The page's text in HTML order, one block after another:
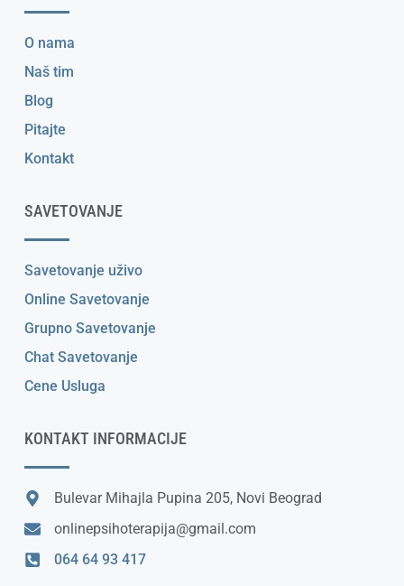
O nama
Naš tim
Blog
Pitajte
Kontakt
SAVETOVANJE
Savetovanje uživo
Online Savetovanje
Grupno Savetovanje
Chat Savetovanje
Cene Usluga
KONTAKT INFORMACIJE
Bulevar Mihajla Pupina 205, Novi Beograd
onlinepsihoterapija@gmail.com
064 64 93 417